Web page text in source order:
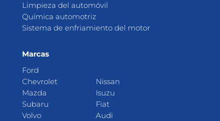
Limpieza del automóvil
Química automotriz
Sistema de enfriamiento del motor
Marcas
Ford
Chevrolet
Mazda
Subaru
Volvo
Nissan
Isuzu
Fiat
Audi